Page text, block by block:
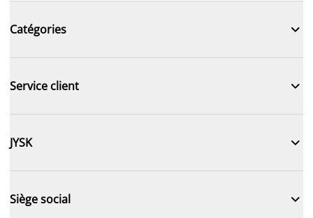
Catégories 
Service client 
JYSK 
Siège social 